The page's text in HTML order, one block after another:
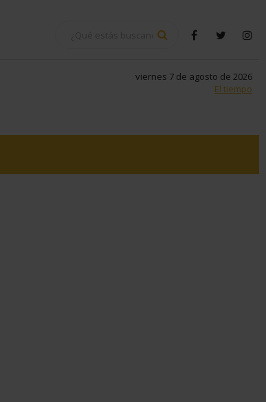
BUSCARfacebooktwitter
viernes 7 de agosto de 2026
El tiempo